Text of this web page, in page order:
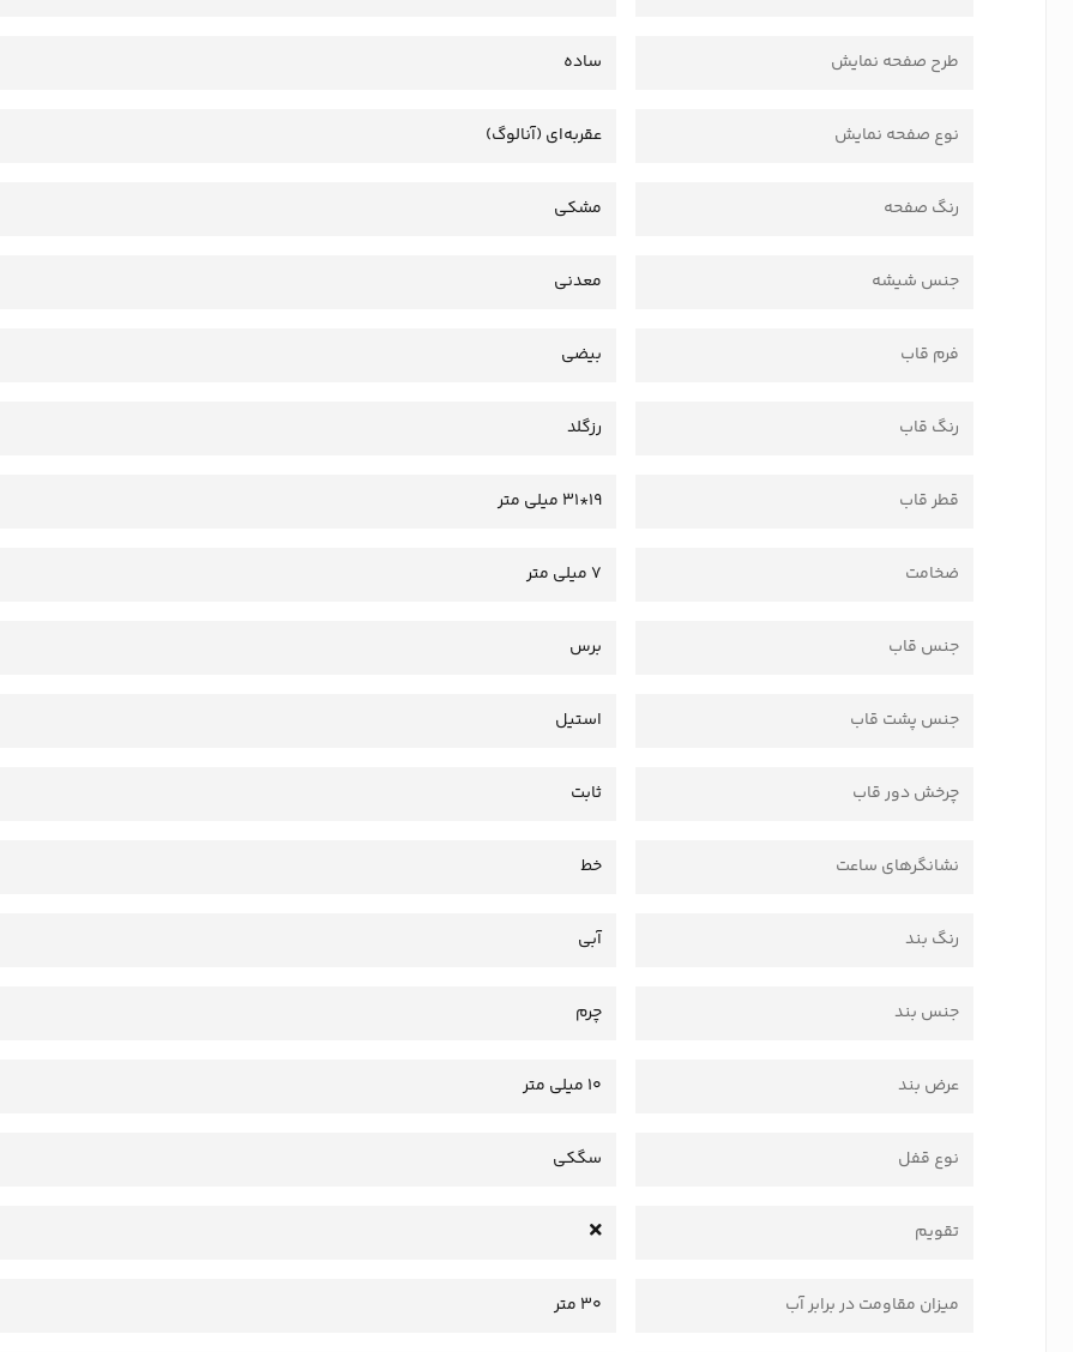
طرح صفحه نمایش ساده
نوع صفحه نمایش عقربه‌ای (آنالوگ)
رنگ صفحه مشکی
جنس شیشه معدنی
فرم قاب بیضی
رنگ قاب رزگلد
قطر قاب 19*31 میلی متر
ضخامت 7 میلی متر
جنس قاب برس
جنس پشت قاب استیل
چرخش دور قاب ثابت
نشانگرهای ساعت خط
رنگ بند آبی
جنس بند چرم
عرض بند 10 میلی متر
نوع قفل سگکی
تقویم
میزان مقاومت در برابر آب 30 متر